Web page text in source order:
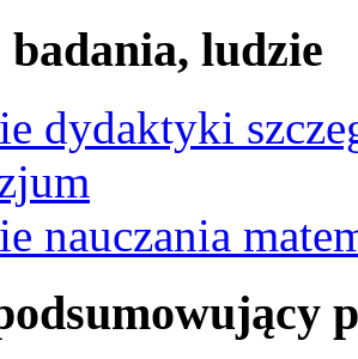
badania, ludzie
dydaktyki
nauczania